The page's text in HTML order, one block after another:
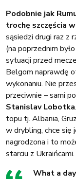
Podobnie jak
trochę szczęścia
sąsiedzi drugi raz z
(na poprzednim
sytuacji przed
Belgom naprawdę
wykonaniu. Nie
przeciwnie – sami
Stanislav Lobotka
topu tj. Albania,
w drybling, chce się
nagrodzona i to
starciu z Ukraińcami.
What a